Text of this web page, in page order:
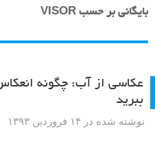
بایگانی بر حسب VISOR
عکاسی از آب: چگونه
ببرید
نوشته شده در ۱۴ فروردین ۱۳۹۳